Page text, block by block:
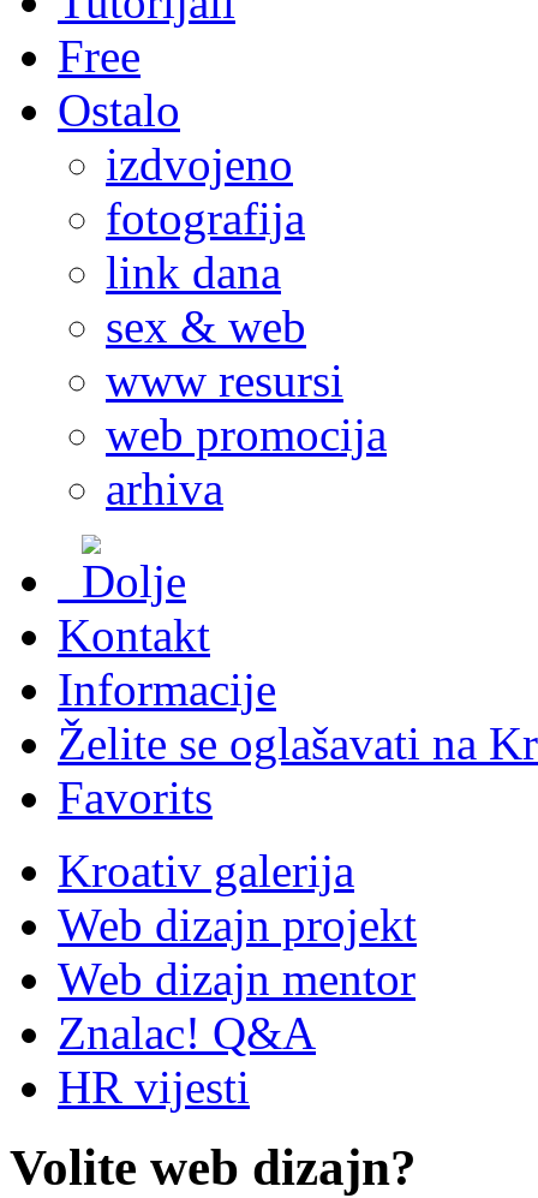
Free
Ostalo
izdvojeno
fotografija
link dana
sex & web
www resursi
web promocija
arhiva
Kontakt
Informacije
Želite se oglašavati na
Favorits
Kroativ galerija
Web dizajn projekt
Web dizajn mentor
Znalac! Q&A
HR vijesti
Volite web dizajn?